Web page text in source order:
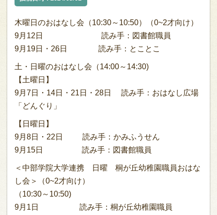
木曜日のおはなし会（10:30～10:50）（0~2才向け）
9月12日 読み手：図書館職員
9月19日・26日 読み手：とことこ
土・日曜のおはなし会（14:00～14:30)
【土曜日】
9月7日・14日・21日・28日 読み手：おはなし広場
「どんぐり」
【日曜日】
9月8日・22日 読み手：かみふうせん
9月15日 読み手：図書館職員
＜中部学院大学連携 日曜 桐が丘幼稚園職員おはな
し会＞（0~2才向け）
（10:30～10:50)
9月1日 読み手：桐が丘幼稚園職員